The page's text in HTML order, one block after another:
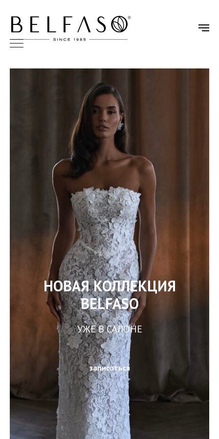
НОВАЯ КОЛЛЕКЦИЯ
BELFASO
УЖЕ В САЛОНЕ
записаться